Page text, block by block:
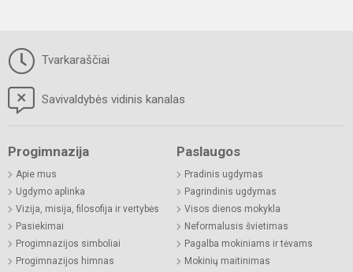
Tvarkaraščiai
Savivaldybės vidinis kanalas
Progimnazija
Apie mus
Ugdymo aplinka
Vizija, misija, filosofija ir vertybės
Pasiekimai
Progimnazijos simboliai
Progimnazijos himnas
Paslaugos
Pradinis ugdymas
Pagrindinis ugdymas
Visos dienos mokykla
Neformalusis švietimas
Pagalba mokiniams ir tėvams
Mokinių maitinimas